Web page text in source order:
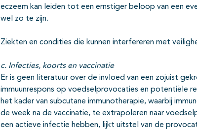
eczeem kan leiden tot een ernstiger beloop van een
wel zo te zijn.
Ziekten en condities die kunnen interfereren met
c. Infecties, koorts en vaccinatie
Er is geen literatuur over de invloed van een zojuist
immuunrespons op voedselprovocaties en potentiële
het kader van subcutane immunotherapie, waarbij
de week na de vaccinatie, te extrapoleren naar
een actieve infectie hebben, lijkt uitstel van de